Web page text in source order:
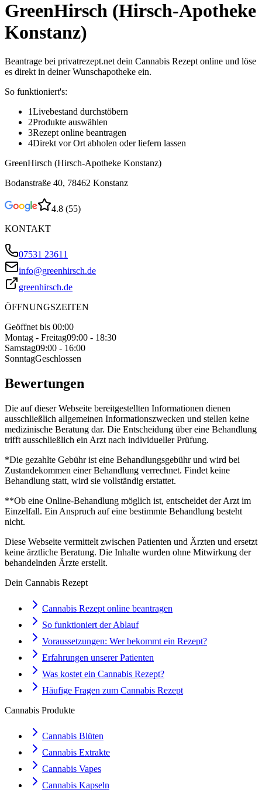
GreenHirsch (Hirsch-Apotheke
Konstanz)
Beantrage bei privatrezept.net dein Cannabis Rezept online und löse
es direkt in deiner Wunschapotheke ein.
So funktioniert's:
1Livebestand durchstöbern
2Produkte auswählen
3Rezept online beantragen
4Direkt vor Ort abholen oder liefern lassen
GreenHirsch (Hirsch-Apotheke Konstanz)
Bodanstraße 40, 78462 Konstanz
4.8 (55)
KONTAKT
07531 23611
info@greenhirsch.de
greenhirsch.de
ÖFFNUNGSZEITEN
Geöffnet bis 00:00
Montag - Freitag09:00 - 18:30
Samstag09:00 - 16:00
SonntagGeschlossen
Bewertungen
Die auf dieser Webseite bereitgestellten Informationen dienen
ausschließlich allgemeinen Informationszwecken und stellen keine
medizinische Beratung dar. Die Entscheidung über eine Behandlung
trifft ausschließlich ein Arzt nach individueller Prüfung.
*Die gezahlte Gebühr ist eine Behandlungsgebühr und wird bei
Zustandekommen einer Behandlung verrechnet. Findet keine
Behandlung statt, wird sie vollständig erstattet.
**Ob eine Online-Behandlung möglich ist, entscheidet der Arzt im
Einzelfall. Ein Anspruch auf eine bestimmte Behandlung besteht
nicht.
Diese Webseite vermittelt zwischen Patienten und Ärzten und ersetzt
keine ärztliche Beratung. Die Inhalte wurden ohne Mitwirkung der
behandelnden Ärzte erstellt.
Dein Cannabis Rezept
Cannabis Rezept online beantragen
So funktioniert der Ablauf
Voraussetzungen: Wer bekommt ein Rezept?
Erfahrungen unserer Patienten
Was kostet ein Cannabis Rezept?
Häufige Fragen zum Cannabis Rezept
Cannabis Produkte
Cannabis Blüten
Cannabis Extrakte
Cannabis Vapes
Cannabis Kapseln